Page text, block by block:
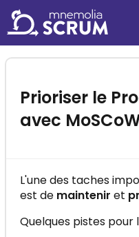
Prioriser le
avec
L'une des taches
est de maintenir et
Quelques pistes pour
"Mnemolia
Maîtrisez la méthode
minutes
C'EST